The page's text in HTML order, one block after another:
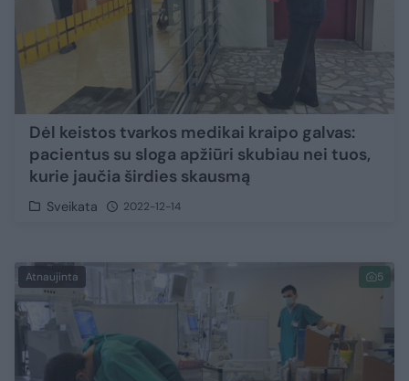
Dėl keistos tvarkos medikai kraipo galvas:
pacientus su sloga apžiūri skubiau nei tuos,
kurie jaučia širdies skausmą
Sveikata 2022-12-14
Atnaujinta 5